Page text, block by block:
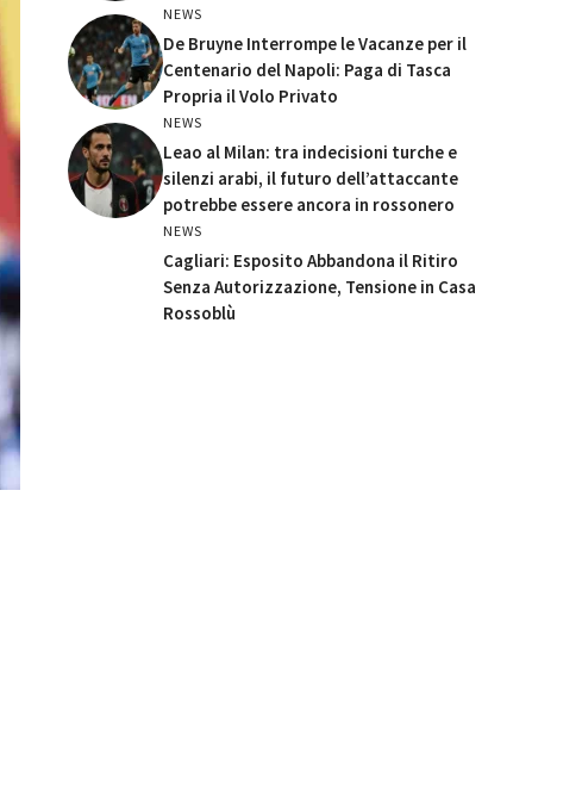
NEWS
De Bruyne Interrompe le Vacanze per il
Centenario del Napoli: Paga di Tasca
Propria il Volo Privato
NEWS
Leao al Milan: tra indecisioni turche e
silenzi arabi, il futuro dell’attaccante
potrebbe essere ancora in rossonero
NEWS
Cagliari: Esposito Abbandona il Ritiro
Senza Autorizzazione, Tensione in Casa
Rossoblù